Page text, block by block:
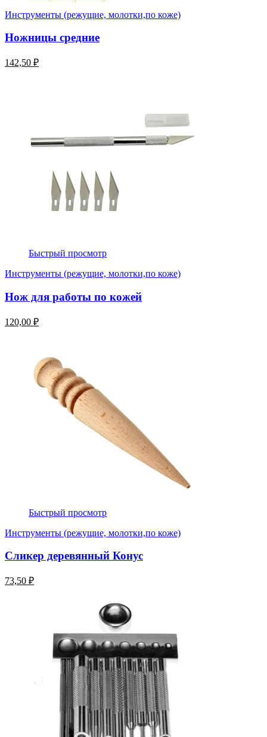
Инструменты (режущие, молотки,по коже)
Ножницы средние
142,50 ₽
Быстрый просмотр
Инструменты (режущие, молотки,по коже)
Нож для работы по кожей
120,00 ₽
Быстрый просмотр
Инструменты (режущие, молотки,по коже)
Сликер деревянный Конус
73,50 ₽